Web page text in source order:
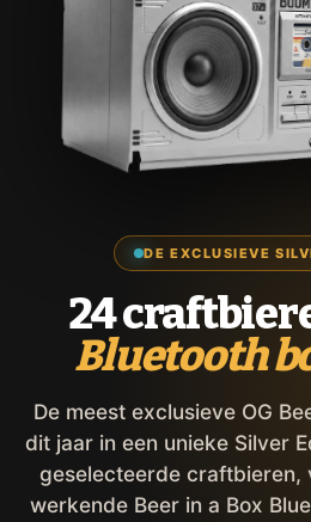
DE EXCLUSIEVE
24
Bluetooth
De meest exclusieve OG
dit jaar in een unieke Silver
geselecteerde craftbieren,
werkende Beer in a Box